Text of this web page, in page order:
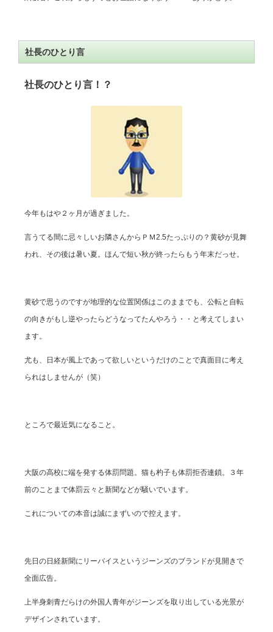
社長のひとり言
社長のひとり言！？
今年もはや２ヶ月が過ぎました。
言うてる間に忌々しいお隣さんからＰＭ2.5たっぷりの？黄砂が見舞
われ、その後は暑い夏。ほんで短い秋が終ったらもう年末だっせ。
黄砂で思うのですが地理的な位置関係はこのままでも、公転と自転
の向きがもし逆やったらどうなってたんやろう・・と考えてしまい
ます。
尤も、日本が風上であって欲しいというだけのことで真面目に考え
られはしませんが（笑）
ところで最近気になること。
大阪の高校に端を発する体罰問題。猫も杓子も体罰拒否連鎖。３年
前のことまで体罰云々と新聞などが騒いでいます。
これについての本音は誠にまずいので控えます。
先日の日経新聞にリーバイスというジーンズのブランドが見開きで
全面広告。
上半身刺青だらけの外国人青年がジーンズを取り出している光景が
デザインされています。